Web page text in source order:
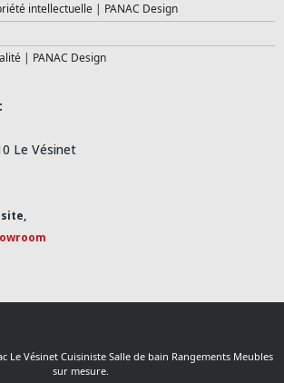
intellectuelle | PANAC Design
| PANAC Design
Le Vésinet
Le Vésinet Cuisiniste Salle de bain Rangements Meubles
sur mesure.